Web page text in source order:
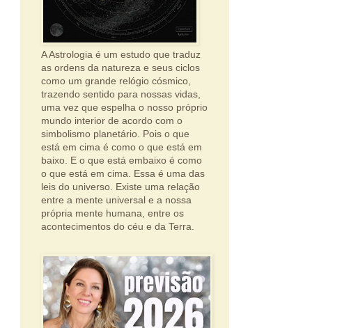
A Astrologia é um estudo que traduz
as ordens da natureza e seus ciclos
como um grande relógio cósmico,
trazendo sentido para nossas vidas,
uma vez que espelha o nosso próprio
mundo interior de acordo com o
simbolismo planetário. Pois o que
está em cima é como o que está em
baixo. E o que está embaixo é como
o que está em cima. Essa é uma das
leis do universo. Existe uma relação
entre a mente universal e a nossa
própria mente humana, entre os
acontecimentos do céu e da Terra.